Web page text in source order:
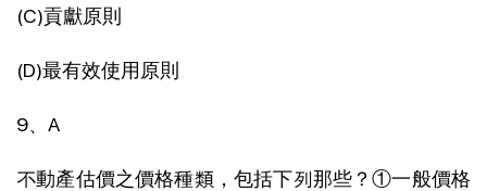
(C)貢獻原則
(D)最有效使用原則
9、A
不動產估價之價格種類，包括下列那些？①一般價格